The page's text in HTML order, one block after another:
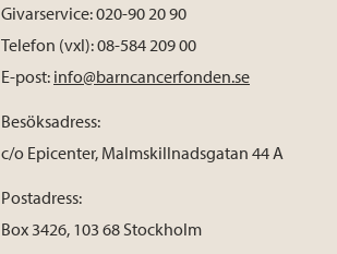
Givarservice: 020-90 20 90
Telefon (vxl): 08-584 209 00
E-post: info@barncancerfonden.se
Besöksadress:
c/o Epicenter, Malmskillnadsgatan 44 A
Postadress:
Box 3426, 103 68 Stockholm